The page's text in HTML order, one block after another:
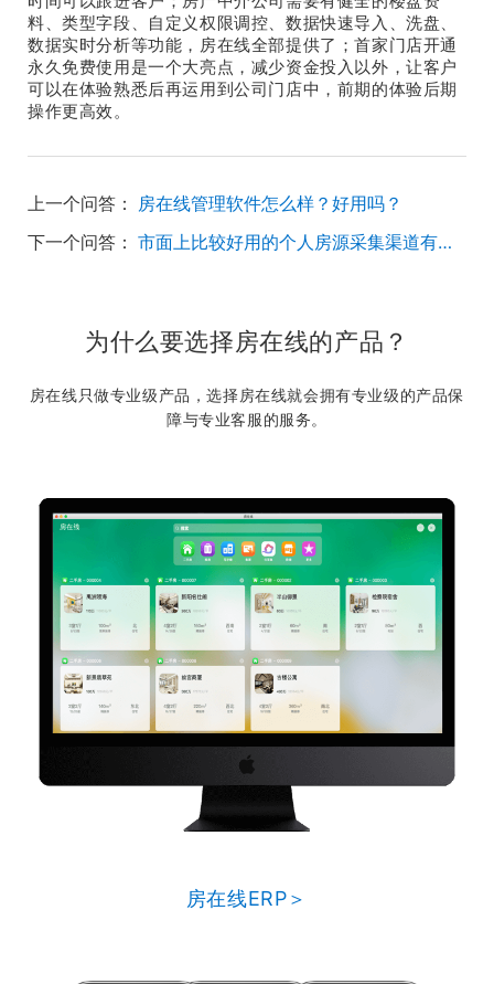
料、类型字段、自定义权限调控、数据快速导入、洗盘、
数据实时分析等功能，房在线全部提供了；首家门店开通
永久免费使用是一个大亮点，减少资金投入以外，让客户
可以在体验熟悉后再运用到公司门店中，前期的体验后期
操作更高效。
上一个问答： 房在线管理软件怎么样？好用吗？
下一个问答：
市面上比较好用的个人房源采集渠道有哪些？
为什么要选择房在线的产品？
房在线只做专业级产品，选择房在线就会拥有专业级的产品保
障与专业客服的服务。
房在线ERP＞